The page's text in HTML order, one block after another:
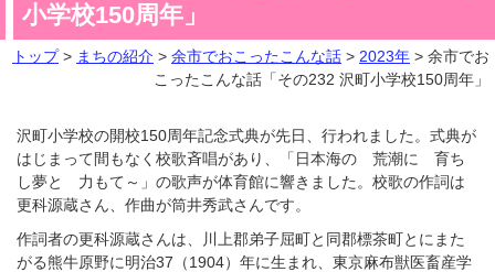
小学校150周年」
トップ> まちの紹介 > 余市でおこったこんな話 > 2023年 > 余市でお
こったこんな話「その232 沢町小学校150周年」
沢町小学校の開校150周年記念式典が先日、行われました。式典が
はじまって間もなく校歌斉唱があり、「日本海の 荒潮に 育ち
し夢と 力もて～」の歌声が体育館に響きました。校歌の作詞は
更科源蔵さん、作曲が筒井秀武さんです。
作詞者の更科源蔵さんは、川上郡弟子屈町と同郡標茶町とにまた
がる熊牛原野に明治37（1904）年に生まれ、東京麻布獣医畜産学